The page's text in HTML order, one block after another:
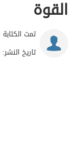
القوة
تمت
تاريخ النشر: